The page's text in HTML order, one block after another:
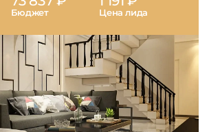
Бюджет Цена лида